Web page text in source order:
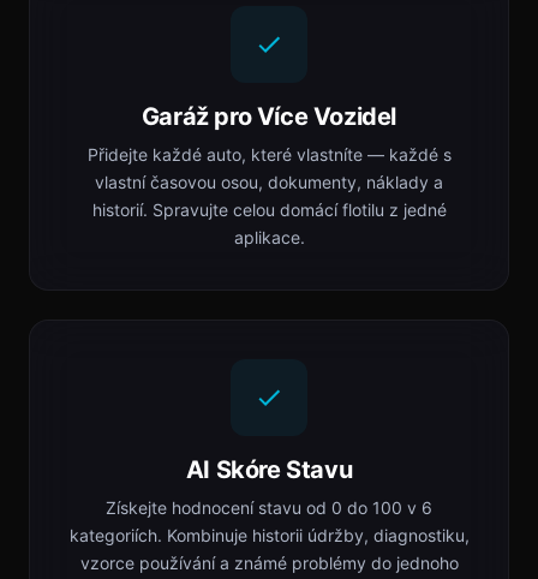
Garáž pro Více Vozidel
Přidejte každé auto, které vlastníte — každé s
vlastní časovou osou, dokumenty, náklady a
historií. Spravujte celou domácí flotilu z jedné
aplikace.
AI Skóre Stavu
Získejte hodnocení stavu od 0 do 100 v 6
kategoriích. Kombinuje historii údržby, diagnostiku,
vzorce používání a známé problémy do jednoho